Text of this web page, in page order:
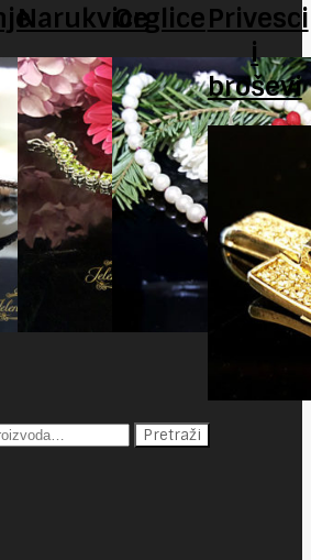
NarukviceOrglicePrivesci
i
broševi
Pretraži